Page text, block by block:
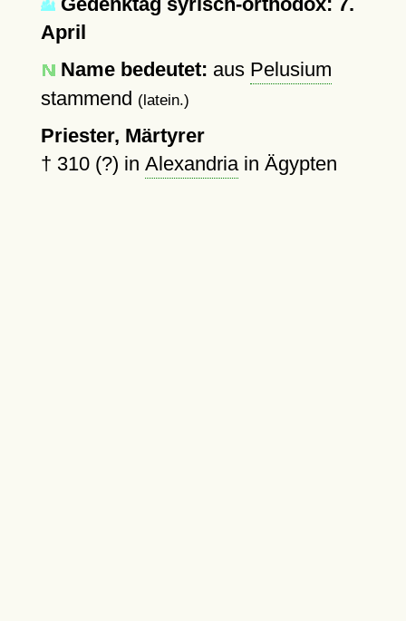
April
Name bedeutet: aus Pelusium
stammend (latein.)
Priester, Märtyrer
† 310 (?) in Alexandriain Ägypten